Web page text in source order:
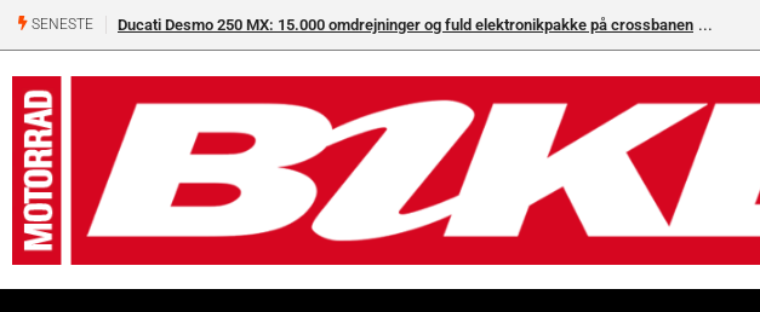
SENESTE Ducati Desmo 250 MX: 15.000 omdrejninger og fuld elektronikpakke på crossbanen